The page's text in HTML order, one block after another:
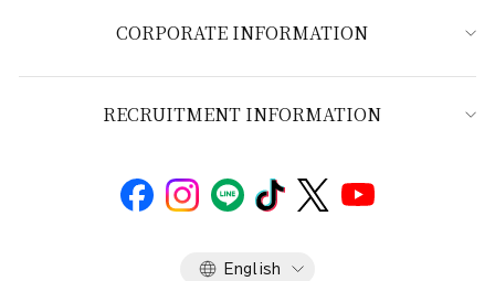
CORPORATE INFORMATION
RECRUITMENT INFORMATION
Language
English